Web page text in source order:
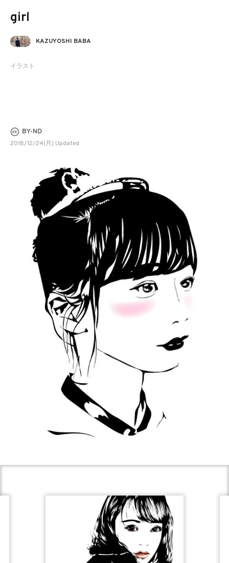
girl
イラスト
KAZUYOSHI BABA
BY-ND
2018/12/24(月) Updated